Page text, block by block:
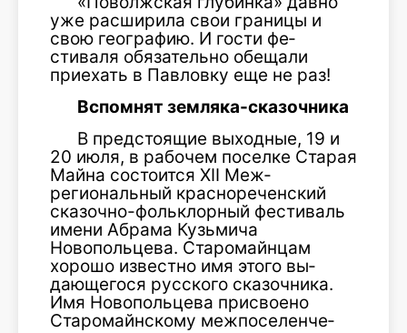
уже расширила свои границы и
свою географию. И гости фе­
стиваля обязательно обещали
приехать в Павловку еще не раз!
Вспомнят земляка-сказочника
В предстоящие выходные, 19 и
20 июля, в рабочем поселке Старая
Майна состоится XII Меж­
региональный краснореченский
сказочно-фольклорный фести­валь
имени Абрама Кузьмича
Новопольцева. Старомайнцам
хорошо известно имя этого вы­
дающегося русского сказочника.
Имя Новопольцева присвоено
Старомайнскому межпоселенче­